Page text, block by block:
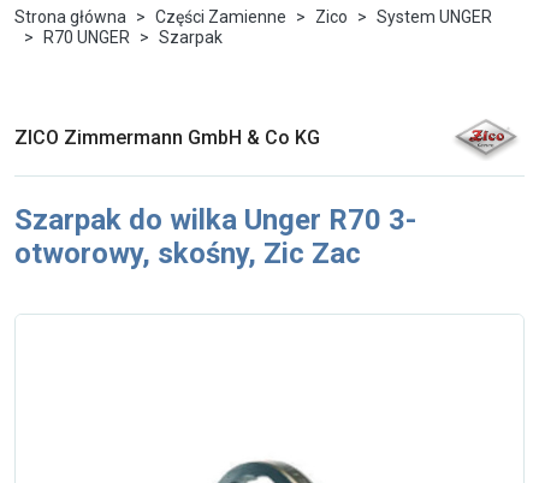
Pełna oferta
Środki czystości
Ostatnie sztuki
Serwis urządzeń
Wynajem urządzeń
aby znaleźć części w katalogu.
Wybierz model... Wyszukaj
Strona główna Części Zamienne Zico
System UNGER
R70 UNGER
Szarpak
ZICO Zimmermann GmbH & Co KG
Szarpak do wilka Unger R70 3-
otworowy, skośny, Zic Zac